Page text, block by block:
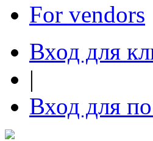
For vendors
Вход для
|
Вход для